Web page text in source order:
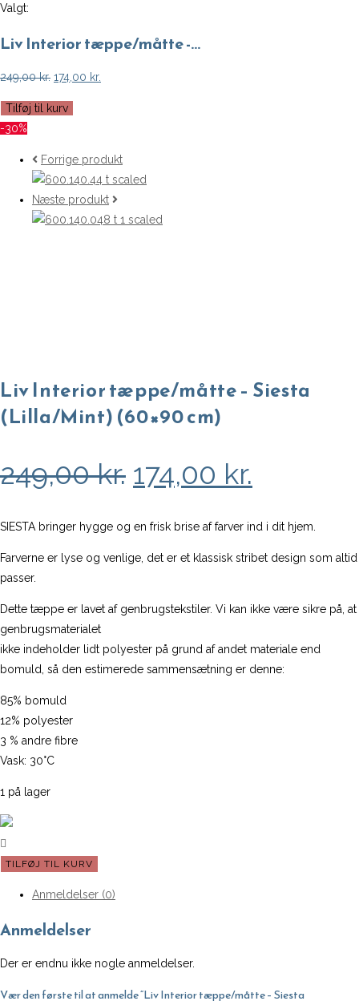
Valgt:
Liv Interior tæppe/måtte -…
249,00kr. Den
pris
249,00 kr..
174,00 kr.
174,00 kr..
Liv
Interior
(Lilla/Mint)
Tilføj til kurv
-30%
Forrige produkt
Næste produkt
Liv Interior tæppe/måtte – Siesta
(Lilla/Mint) (60×90 cm)
249,00kr. Den
pris
var:
174,00 kr.
pris
er:
SIESTA bringer hygge og en frisk brise af farver ind i dit hjem.
Farverne er lyse og venlige, det er et klassisk stribet design som altid
passer.
Dette tæppe er lavet af genbrugstekstiler. Vi kan ikke være sikre på, at
genbrugsmaterialet
ikke indeholder lidt polyester på grund af andet materiale end
bomuld, så den estimerede sammensætning er denne:
85% bomuld
12% polyester
3 % andre fibre
Vask: 30°C
1 på lager
Liv
tæppe/måtte
(Lilla/Mint)
TILFØJ TIL KURV
Anmeldelser (0)
Anmeldelser
Der er endnu ikke nogle anmeldelser.
Vær den første til at anmelde “Liv Interior tæppe/måtte – Siesta